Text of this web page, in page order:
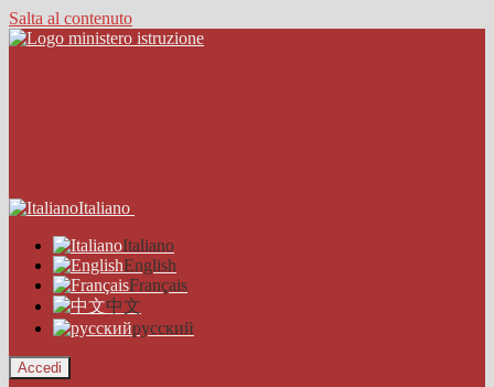
Salta al contenuto
Italiano
Italiano
English
Français
中文
русский
Accedi